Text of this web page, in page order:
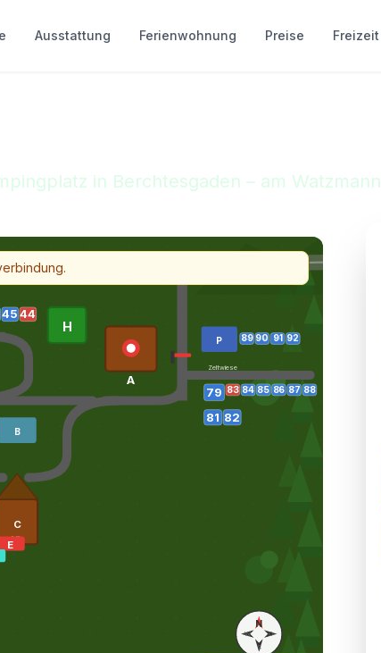
Ausstattung Ferienwohnung Preise Freizeit
in Berchtesgaden – am Watzmann
P
H
A
B
C
FeWo
E
4544
89 90 91 92
79 83 84 85 86 87 88
81 82
Zeltwiese
N
S
W
O